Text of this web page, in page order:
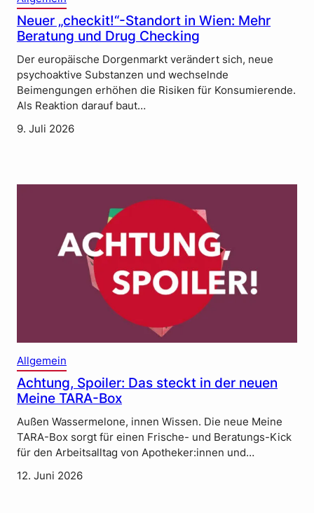
Neuer „checkit!“-Standort in Wien: Mehr
Beratung und Drug Checking
Der europäische Dorgenmarkt verändert sich, neue
psychoaktive Substanzen und wechselnde
Beimengungen erhöhen die Risiken für Konsumierende.
Als Reaktion darauf baut…
9. Juli 2026
Allgemein
Achtung, Spoiler: Das steckt in der neuen
Meine TARA-Box
Außen Wassermelone, innen Wissen. Die neue Meine
TARA-Box sorgt für einen Frische- und Beratungs-Kick
für den Arbeitsalltag von Apotheker:innen und…
12. Juni 2026